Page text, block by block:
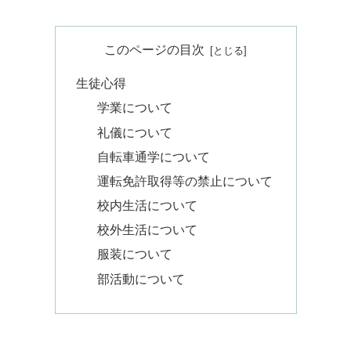
このページの目次
生徒心得
学業について
礼儀について
自転車通学について
運転免許取得等の禁止について
校内生活について
校外生活について
服装について
部活動について